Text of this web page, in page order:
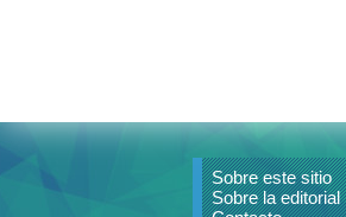
Sobre este sitio
Sobre la editorial